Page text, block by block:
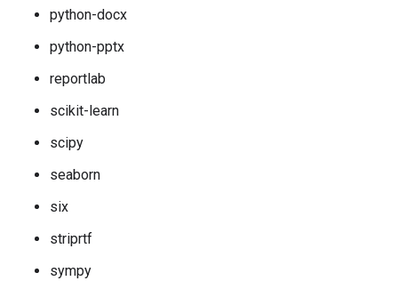
python-docx
python-pptx
reportlab
scikit-learn
scipy
seaborn
six
striprtf
sympy